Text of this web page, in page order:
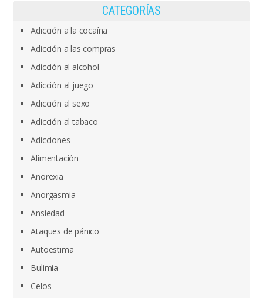
CATEGORÍAS
Adicción a la cocaína
Adicción a las compras
Adicción al alcohol
Adicción al juego
Adicción al sexo
Adicción al tabaco
Adicciones
Alimentación
Anorexia
Anorgasmia
Ansiedad
Ataques de pánico
Autoestima
Bulimia
Celos